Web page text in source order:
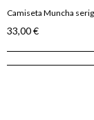
Camiseta Muncha
33,00 €